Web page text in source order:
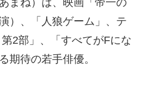
まね）は、映画「帝一の
）、「人狼ゲーム」、テ
2部」、「すべてがFにな
期待の若手俳優。